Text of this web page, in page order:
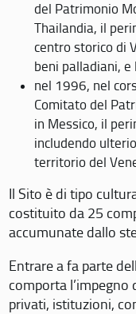
del Patrimonio
Thailandia, il
centro storico di
beni palladiani,
nel 1996, nel
Comitato del
in Messico, il
includendo
territorio del
Il Sito è di tipo
costituito da 25
accumunate dallo
Entrare a fa parte
comporta
privati, istituzioni,